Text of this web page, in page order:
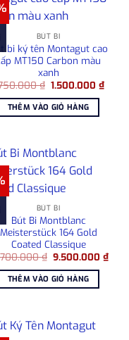
BÚT BI
bi ký tên Montagut cao
MT150 Carbon màu
xanh
₫ Giá
là:
1.750.000 ₫.
1.500.000₫Giá
hiện
THÊM VÀO GIỎ HÀNG
BÚT BI
Bút Bi Montblanc
Meisterstück 164 Gold
Coated Classique
₫ Giá
là:
10.700.000 ₫.
9.500.000₫Giá
hiện
THÊM VÀO GIỎ HÀNG